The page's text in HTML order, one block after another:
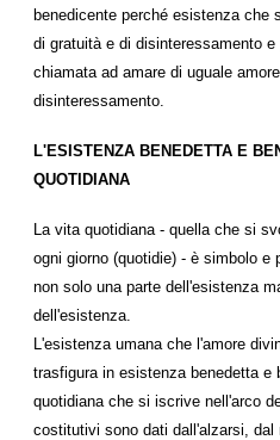
benedicente perché esistenza che
di gratuità e di disinteressamento
chiamata ad amare di uguale
disinteressamento.
L'ESISTENZA BENEDETTA E
QUOTIDIANA
La vita quotidiana - quella che si
ogni giorno (quotidie) - è simbolo e
non solo una parte dell'esistenza
dell'esistenza.
L'esistenza umana che l'amore
trasfigura in esistenza benedetta e
quotidiana che si iscrive nell'arco
costitutivi sono dati dall'alzarsi, dal